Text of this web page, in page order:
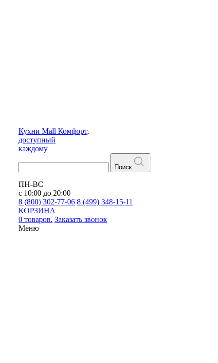
Кухни Mall Комфорт,
доступный
каждому
Поиск
ПН-ВС
с 10:00 до 20:00
8 (800) 302-77-06 8 (499) 348-15-11
КОРЗИНА
0 товаров. Заказать звонок
Меню